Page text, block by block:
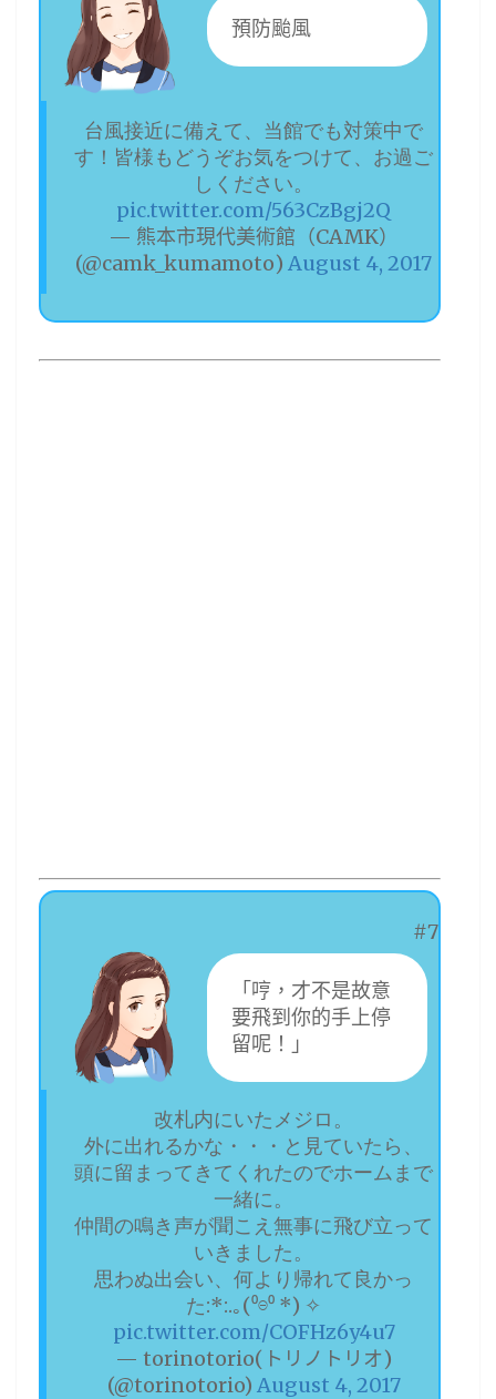
預防颱風
台風接近に備えて、当館でも対策中で
す！皆様もどうぞお気をつけて、お過ご
しください。
pic.twitter.com/563CzBgj2Q
— 熊本市現代美術館（CAMK）
(@camk_kumamoto) August 4, 2017
#7
「哼，才不是故意
要飛到你的手上停
留呢！」
改札内にいたメジロ。
外に出れるかな・・・と見ていたら、
頭に留まってきてくれたのでホームまで
一緒に。
仲間の鳴き声が聞こえ無事に飛び立って
いきました。
思わぬ出会い、何より帰れて良かっ
た:*:.｡(⁰⊖⁰ *) ✧
pic.twitter.com/COFHz6y4u7
— torinotorio(トリノトリオ)
(@torinotorio) August 4, 2017